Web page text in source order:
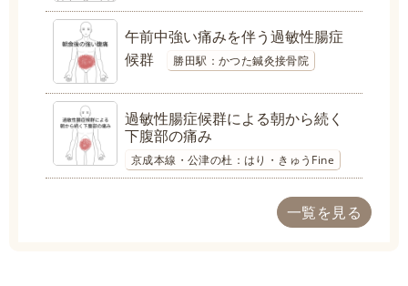
午前中強い痛みを伴う過敏性腸症
候群
勝田駅：かつた鍼灸接骨院
過敏性腸症候群による朝から続く
下腹部の痛み
京成本線・公津の杜：はり・きゅうFine
一覧を見る